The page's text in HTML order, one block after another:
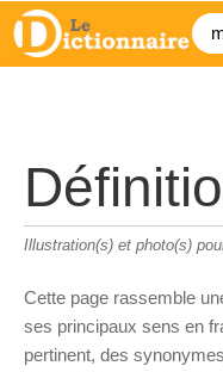
Illustration(s) et photo(s)
Cette page rassemble
ses principaux sens en
pertinent, des